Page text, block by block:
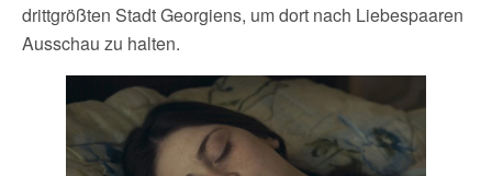
drittgrößten Stadt Georgiens, um dort nach Liebespaaren
Ausschau zu halten.